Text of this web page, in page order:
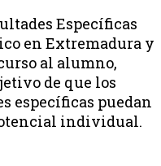
Específicas
en Extremadura y
al alumno,
de que los
específicas puedan
individual.